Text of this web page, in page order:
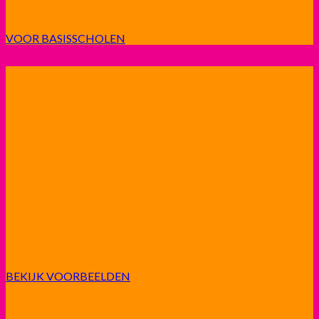
VOOR BASISSCHOLEN
BEKIJK VOORBEELDEN